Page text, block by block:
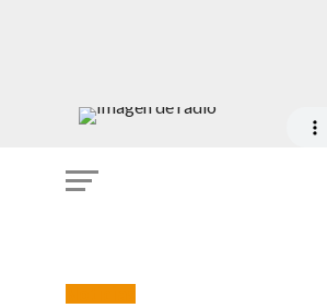
Noticias